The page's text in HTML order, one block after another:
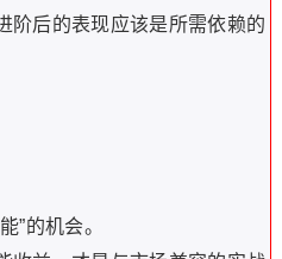
阶后的表现应该是所需依赖的
”的机会。